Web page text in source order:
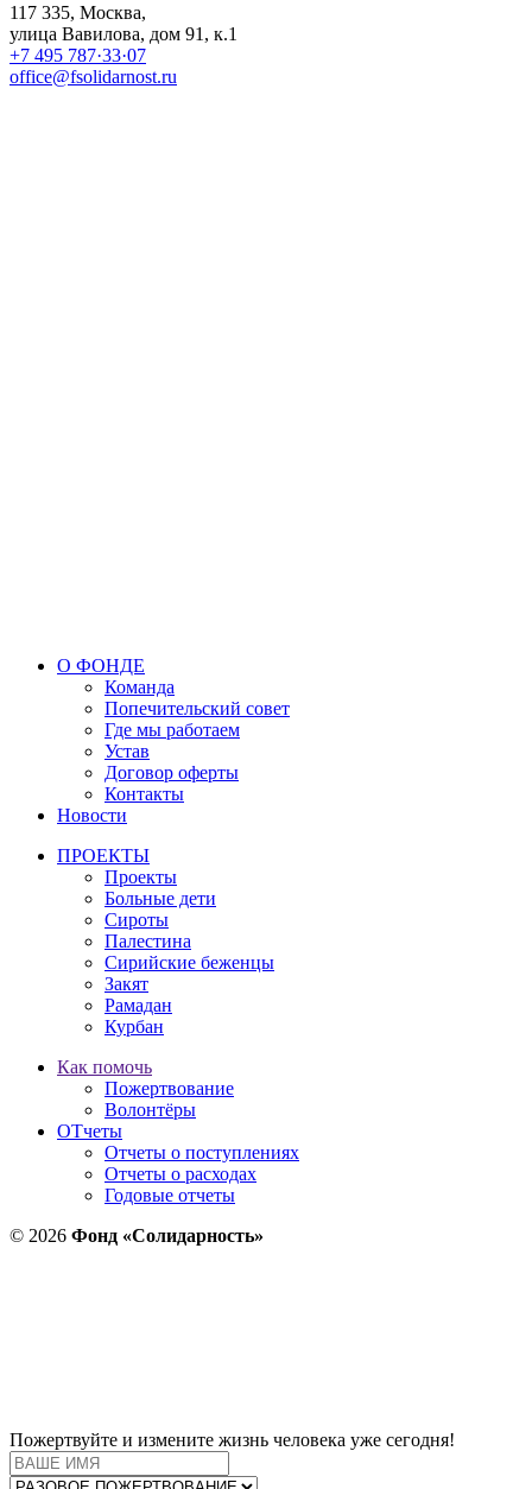
117 335, Москва,
улица Вавилова, дом 91, к.1
+7 495 787·33·07
office@fsolidarnost.ru
О ФОНДЕ
Команда
Попечительский совет
Где мы работаем
Устав
Договор оферты
Контакты
Новости
ПРОЕКТЫ
Проекты
Больные дети
Сироты
Палестина
Сирийские беженцы
Закят
Рамадан
Курбан
Как помочь
Пожертвование
Волонтёры
ОТчеты
Отчеты о поступлениях
Отчеты о расходах
Годовые отчеты
© 2026 Фонд «Солидарность»
Пожертвуйте и измените жизнь человека уже сегодня!